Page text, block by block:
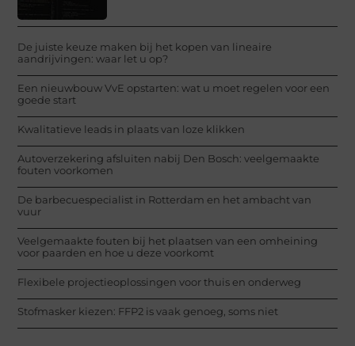
De juiste keuze maken bij het kopen van lineaire
aandrijvingen: waar let u op?
Een nieuwbouw VvE opstarten: wat u moet regelen voor een
goede start
Kwalitatieve leads in plaats van loze klikken
Autoverzekering afsluiten nabij Den Bosch: veelgemaakte
fouten voorkomen
De barbecuespecialist in Rotterdam en het ambacht van
vuur
Veelgemaakte fouten bij het plaatsen van een omheining
voor paarden en hoe u deze voorkomt
Flexibele projectieoplossingen voor thuis en onderweg
Stofmasker kiezen: FFP2 is vaak genoeg, soms niet